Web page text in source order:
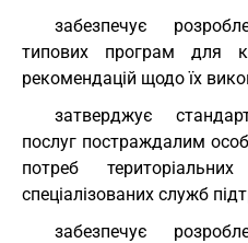
забезпечує
типових програм для
рекомендацій щодо їх
затверджує
послуг постраждалим
потреб
спеціалізованих служб
забезпечує